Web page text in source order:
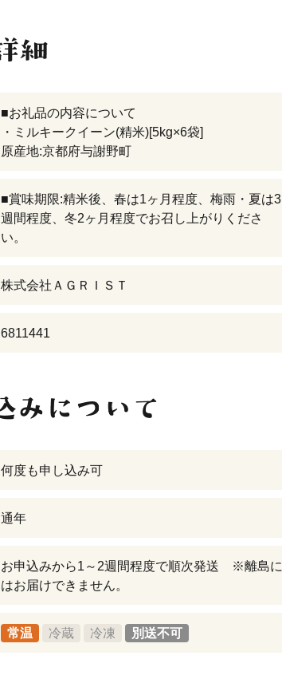
■お礼品の内容について
・ミルキークイーン(精米)[5kg×6袋]
原産地:京都府与謝野町
■賞味期限:精米後、春は1ヶ月程度、梅雨・夏は3
週間程度、冬2ヶ月程度でお召し上がりくださ
い。
株式会社ＡＧＲＩＳＴ
6811441
何度も申し込み可
通年
お申込みから1～2週間程度で順次発送 ※離島に
はお届けできません。
常温 冷蔵 冷凍 別送不可